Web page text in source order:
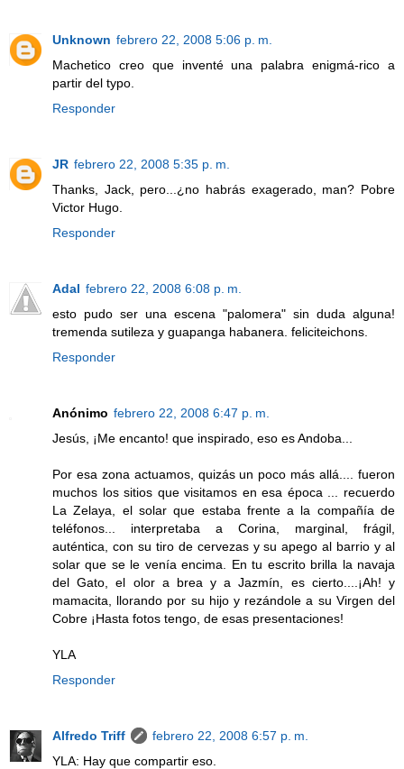
Unknown febrero 22, 2008 5:06 p. m.
Machetico creo que inventé una palabra enigmá-rico a
partir del typo.
Responder
JR febrero 22, 2008 5:35 p. m.
Thanks, Jack, pero...¿no habrás exagerado, man? Pobre
Victor Hugo.
Responder
Adal febrero 22, 2008 6:08 p. m.
esto pudo ser una escena "palomera" sin duda alguna!
tremenda sutileza y guapanga habanera. feliciteichons.
Responder
Anónimo febrero 22, 2008 6:47 p. m.
Jesús, ¡Me encanto! que inspirado, eso es Andoba...
Por esa zona actuamos, quizás un poco más allá.... fueron
muchos los sitios que visitamos en esa época ... recuerdo
La Zelaya, el solar que estaba frente a la compañía de
teléfonos... interpretaba a Corina, marginal, frágil,
auténtica, con su tiro de cervezas y su apego al barrio y al
solar que se le venía encima. En tu escrito brilla la navaja
del Gato, el olor a brea y a Jazmín, es cierto....¡Ah! y
mamacita, llorando por su hijo y rezándole a su Virgen del
Cobre ¡Hasta fotos tengo, de esas presentaciones!
YLA
Responder
Alfredo Triff
febrero 22, 2008 6:57 p. m.
YLA: Hay que compartir eso.